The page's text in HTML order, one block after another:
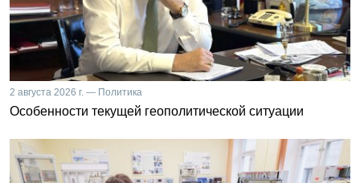
2 августа 2026 г. — Политика
Особенности текущей геополитической ситуации